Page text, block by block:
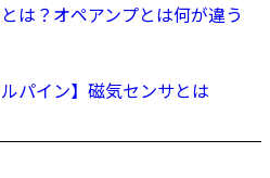
は？オペアンプとは何が違う
ルパイン】磁気センサとは